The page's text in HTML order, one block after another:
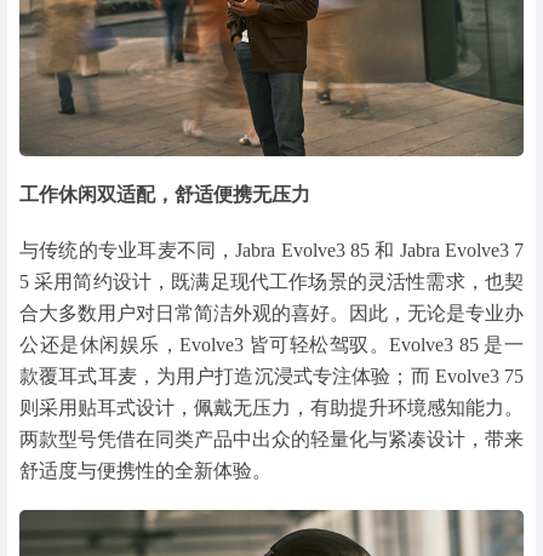
工作休闲双适配，舒适便携无压力
与传统的专业耳麦不同，Jabra Evolve3 85 和 Jabra Evolve3 7
5 采用简约设计，既满足现代工作场景的灵活性需求，也契
合大多数用户对日常简洁外观的喜好。因此，无论是专业办
公还是休闲娱乐，Evolve3 皆可轻松驾驭。Evolve3 85 是一
款覆耳式耳麦，为用户打造沉浸式专注体验；而 Evolve3 75
则采用贴耳式设计，佩戴无压力，有助提升环境感知能力。
两款型号凭借在同类产品中出众的轻量化与紧凑设计，带来
舒适度与便携性的全新体验。